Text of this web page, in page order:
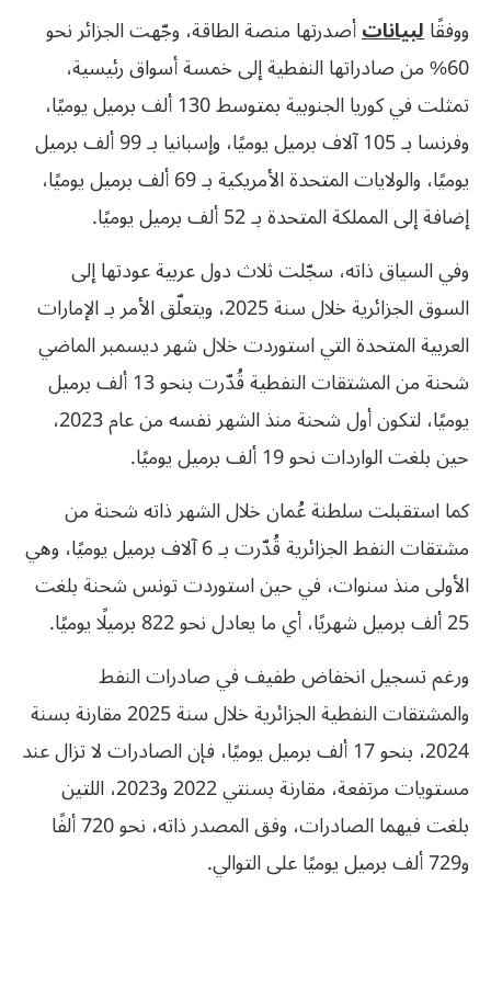
ووفقًالبياناتأصدرتها منصة الطاقة، وجّهت الجزائر نحو
60% من صادراتها النفطية إلى خمسة أسواق رئيسية،
تمثلت في كوريا الجنوبية بمتوسط 130 ألف برميل يوميًا،
وفرنسا بـ 105 آلاف برميل يوميًا، وإسبانيا بـ 99 ألف برميل
يوميًا، والولايات المتحدة الأمريكية بـ 69 ألف برميل يوميًا،
إضافة إلى المملكة المتحدة بـ 52 ألف برميل يوميًا.
وفي السياق ذاته، سجّلت ثلاث دول عربية عودتها إلى
السوق الجزائرية خلال سنة 2025، ويتعلّق الأمر بـ الإمارات
العربية المتحدة التي استوردت خلال شهر ديسمبر الماضي
شحنة من المشتقات النفطية قُدّرت بنحو 13 ألف برميل
يوميًا، لتكون أول شحنة منذ الشهر نفسه من عام 2023،
حين بلغت الواردات نحو 19 ألف برميل يوميًا.
كما استقبلت سلطنة عُمان خلال الشهر ذاته شحنة من
مشتقات النفط الجزائرية قُدّرت بـ 6 آلاف برميل يوميًا، وهي
الأولى منذ سنوات، في حين استوردت تونس شحنة بلغت
25 ألف برميل شهريًا، أي ما يعادل نحو 822 برميلًا يوميًا.
ورغم تسجيل انخفاض طفيف في صادرات النفط
والمشتقات النفطية الجزائرية خلال سنة 2025 مقارنة بسنة
2024، بنحو 17 ألف برميل يوميًا، فإن الصادرات لا تزال عند
مستويات مرتفعة، مقارنة بسنتي 2022 و2023، اللتين
بلغت فيهما الصادرات، وفق المصدر ذاته، نحو 720 ألفًا
و729 ألف برميل يوميًا على التوالي.